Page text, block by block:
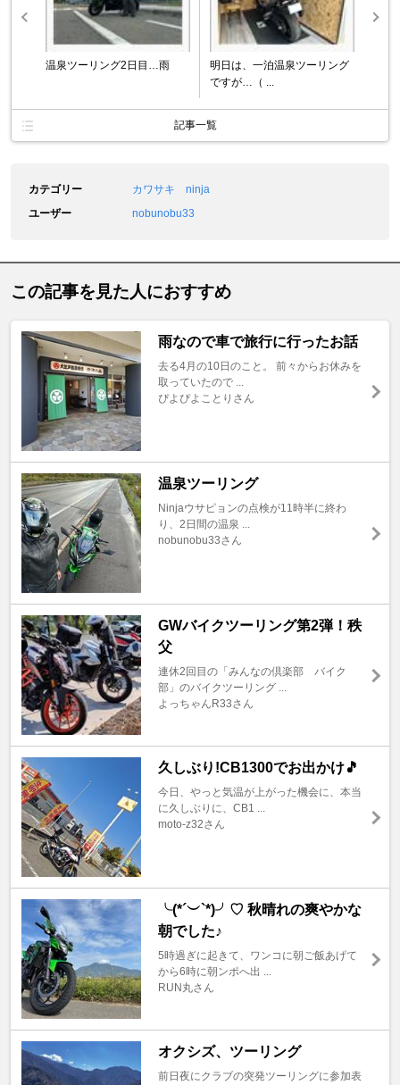
温泉ツーリング2日目…雨
明日は、一泊温泉ツーリング
ですが…（ ...
記事一覧
カテゴリー
カワサキ ninja
ユーザー
nobunobu33
この記事を見た人におすすめ
雨なので車で旅行に行ったお話
去る4月の10日のこと。 前々からお休みを
取っていたので ...
ぴよぴよことりさん
温泉ツーリング
Ninjaウサピョンの点検が11時半に終わ
り、2日間の温泉 ...
nobunobu33さん
GWバイクツーリング第2弾！秩
父
連休2回目の「みんなの倶楽部 バイク
部」のバイクツーリング ...
よっちゃんR33さん
久しぶり!CB1300でお出かけ🎵
今日、やっと気温が上がった機会に、本当
に久しぶりに、CB1 ...
moto-z32さん
╰(*´︶`*)╯♡ 秋晴れの爽やかな
朝でした♪
5時過ぎに起きて、ワンコに朝ご飯あげて
から6時に朝ンポへ出 ...
RUN丸さん
オクシズ、ツーリング
前日夜にクラブの突発ツーリングに参加表